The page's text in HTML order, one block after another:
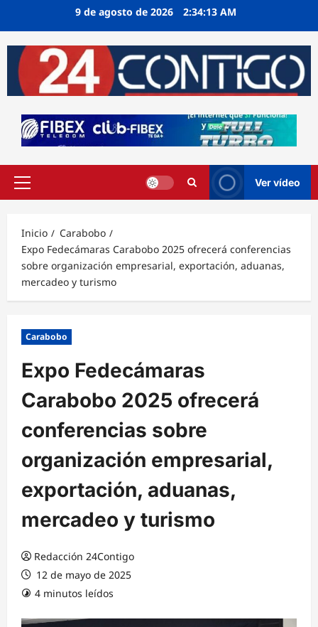
9 de agosto de 2026 2:34:13 AM
Menú
Ver vídeo
Inicio
Carabobo
Expo Fedecámaras Carabobo 2025 ofrecerá conferencias
sobre organización empresarial, exportación, aduanas,
mercadeo y turismo
Carabobo
Expo Fedecámaras
Carabobo 2025 ofrecerá
conferencias sobre
organización empresarial,
exportación, aduanas,
mercadeo y turismo
Redacción 24Contigo
12 de mayo de 2025
4 minutos leídos